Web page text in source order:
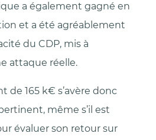
a également gagné en
et a été agréablement
du CDP, mis à
attaque réelle.
de 165 k€ s’avère donc
même s’il est
évaluer son retour sur